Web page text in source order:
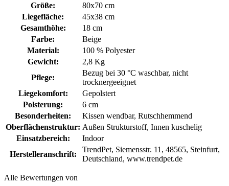
Größe:
80x70 cm
Liegefläche:
45x38 cm
Gesamthöhe:
18 cm
Farbe:
Beige
Material:
100 % Polyester
Gewicht:
2,8 Kg
Pflege:
Bezug bei 30 °C waschbar, nicht
trocknergeeignet
Liegekomfort:
Gepolstert
Polsterung:
6 cm
Besonderheiten:
Kissen wendbar, Rutschhemmend
Oberflächenstruktur: Außen Strukturstoff, Innen kuschelig
Einsatzbereich:
Indoor
Herstelleranschrift:
TrendPet, Siemensstr. 11, 48565, Steinfurt,
Deutschland, www.trendpet.de
Alle Bewertungen von